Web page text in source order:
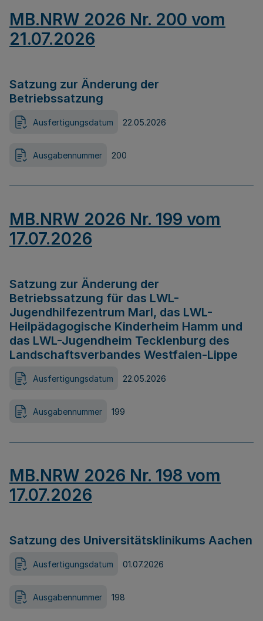
MB.NRW 2026 Nr. 200 vom
21.07.2026
Satzung zur Änderung der
Betriebssatzung
Ausfertigungsdatum 22.05.2026
Ausgabennummer 200
MB.NRW 2026 Nr. 199 vom
17.07.2026
Satzung zur Änderung der
Betriebssatzung für das LWL-
Jugendhilfezentrum Marl, das LWL-
Heilpädagogische Kinderheim Hamm und
das LWL-Jugendheim Tecklenburg des
Landschaftsverbandes Westfalen-Lippe
Ausfertigungsdatum 22.05.2026
Ausgabennummer 199
MB.NRW 2026 Nr. 198 vom
17.07.2026
Satzung des Universitätsklinikums Aachen
Ausfertigungsdatum 01.07.2026
Ausgabennummer 198